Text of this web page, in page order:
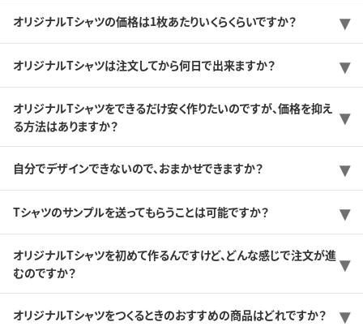
オリジナルTシャツの価格は1枚あたりいくらくらいですか？
オリジナルTシャツは注文してから何日で出来ますか？
オリジナルTシャツをできるだけ安く作りたいのですが、価格を抑え
る方法はありますか？
自分でデザインできないので、おまかせできますか？
Tシャツのサンプルを送ってもらうことは可能ですか？
オリジナルTシャツを初めて作るんですけど、どんな感じで注文が進
むのですか？
オリジナルTシャツをつくるときのおすすめの商品はどれですか？